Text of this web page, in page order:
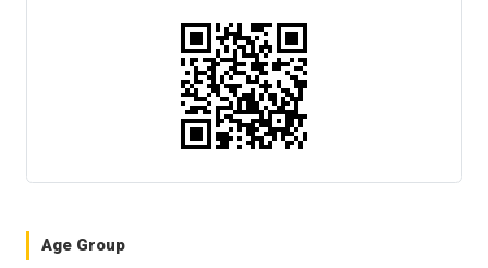
Age Group